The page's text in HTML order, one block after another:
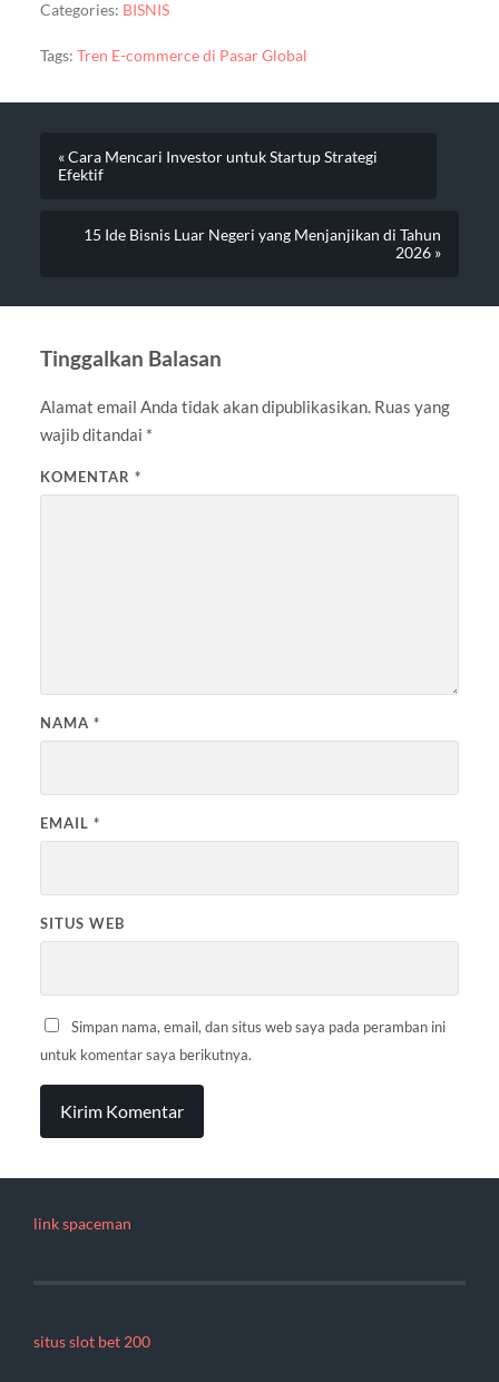
Categories: BISNIS
Tags: Tren E-commerce di Pasar Global
« Cara Mencari Investor untuk Startup Strategi
Efektif
15 Ide Bisnis Luar Negeri yang Menjanjikan di Tahun
2026 »
Tinggalkan Balasan
Alamat email Anda tidak akan dipublikasikan. Ruas yang
wajib ditandai *
KOMENTAR *
NAMA *
EMAIL *
SITUS WEB
Simpan nama, email, dan situs web saya pada peramban ini
untuk komentar saya berikutnya.
link spaceman
situs slot bet 200